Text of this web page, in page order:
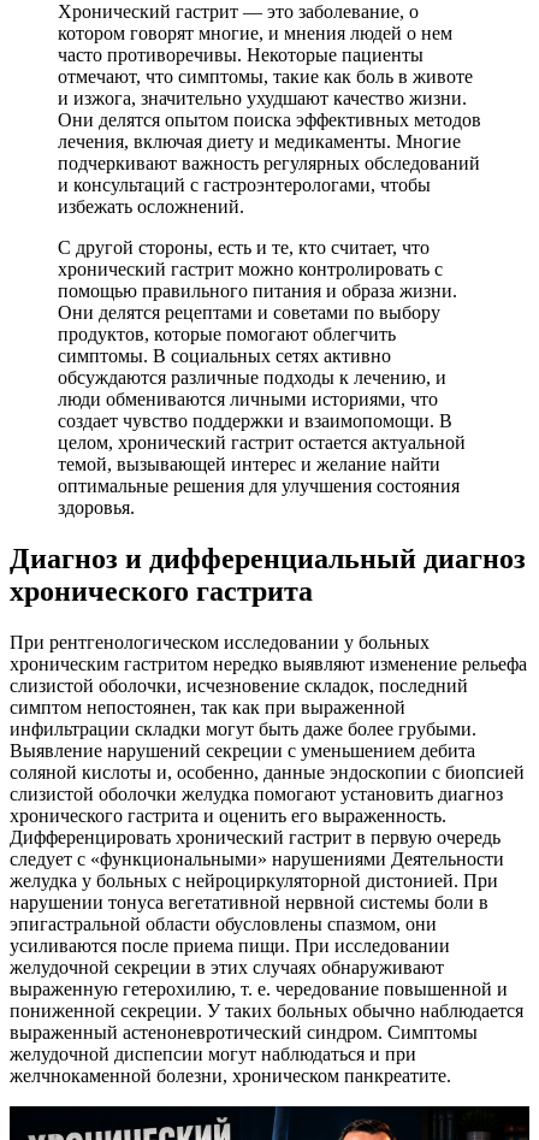
Хронический гастрит — это заболевание, о
котором говорят многие, и мнения людей о нем
часто противоречивы. Некоторые пациенты
отмечают, что симптомы, такие как боль в животе
и изжога, значительно ухудшают качество жизни.
Они делятся опытом поиска эффективных методов
лечения, включая диету и медикаменты. Многие
подчеркивают важность регулярных обследований
и консультаций с гастроэнтерологами, чтобы
избежать осложнений.
С другой стороны, есть и те, кто считает, что
хронический гастрит можно контролировать с
помощью правильного питания и образа жизни.
Они делятся рецептами и советами по выбору
продуктов, которые помогают облегчить
симптомы. В социальных сетях активно
обсуждаются различные подходы к лечению, и
люди обмениваются личными историями, что
создает чувство поддержки и взаимопомощи. В
целом, хронический гастрит остается актуальной
темой, вызывающей интерес и желание найти
оптимальные решения для улучшения состояния
здоровья.
Диагноз и дифференциальный диагноз
хронического гастрита
При рентгенологическом исследовании у больных
хроническим гастритом нередко выявляют изменение рельефа
слизистой оболочки, исчезновение складок, последний
симптом непостоянен, так как при выраженной
инфильтрации складки могут быть даже более грубыми.
Выявление нарушений секреции с уменьшением дебита
соляной кислоты и, особенно, данные эндоскопии с биопсией
слизистой оболочки желудка помогают установить диагноз
хронического гастрита и оценить его выраженность.
Дифференцировать хронический гастрит в первую очередь
следует с «функциональными» нарушениями Деятельности
желудка у больных с нейроциркуляторной дистонией. При
нарушении тонуса вегетативной нервной системы боли в
эпигастральной области обусловлены спазмом, они
усиливаются после приема пищи. При исследовании
желудочной секреции в этих случаях обнаруживают
выраженную гетерохилию, т. е. чередование повышенной и
пониженной секреции. У таких больных обычно наблюдается
выраженный астеноневротический синдром. Симптомы
желудочной диспепсии могут наблюдаться и при
желчнокаменной болезни, хроническом панкреатите.